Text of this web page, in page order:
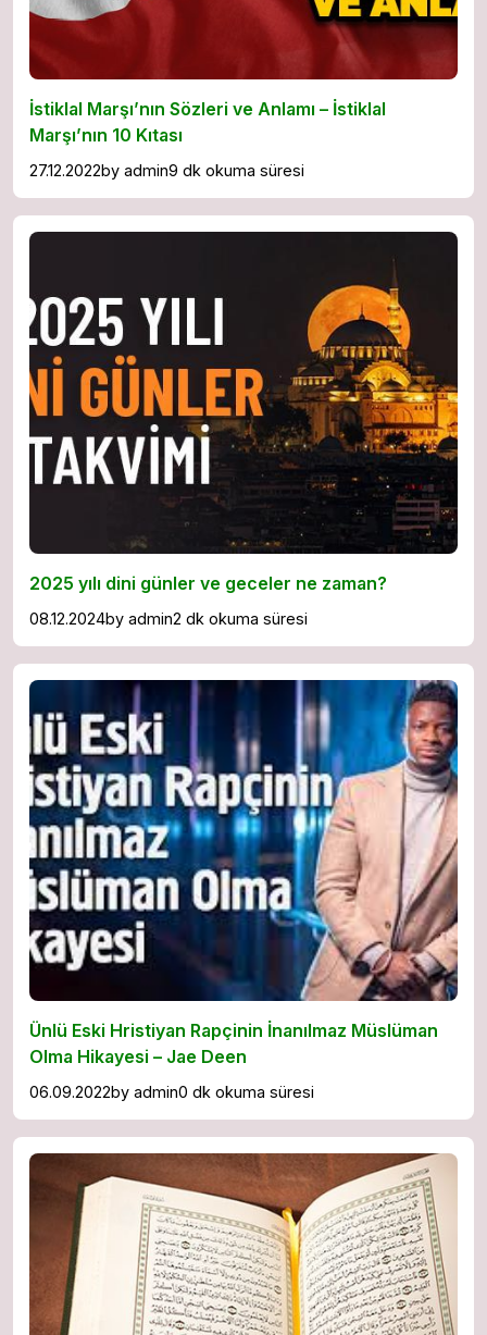
İstiklal Marşı’nın Sözleri ve Anlamı – İstiklal
Marşı’nın 10 Kıtası
27.12.2022by admin9 dk okuma süresi
2025 yılı dini günler ve geceler ne zaman?
08.12.2024by admin2 dk okuma süresi
Ünlü Eski Hristiyan Rapçinin İnanılmaz Müslüman
Olma Hikayesi – Jae Deen
06.09.2022by admin0 dk okuma süresi